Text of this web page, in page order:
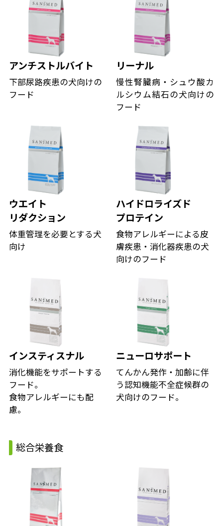
アンチストルバイト
下部尿路疾患の犬向けの
フード
リーナル
慢性腎臓病・シュウ酸カ
ルシウム結石の犬向けの
フード
ウエイト
リダクション
体重管理を必要とする犬
向け
ハイドロライズド
プロテイン
食物アレルギーによる皮
膚疾患・消化器疾患の犬
向けのフード
インスティスナル
消化機能をサポートする
フード。
食物アレルギーにも配
慮。
ニューロサポート
てんかん発作・加齢に伴
う認知機能不全症候群の
犬向けのフード。
総合栄養食